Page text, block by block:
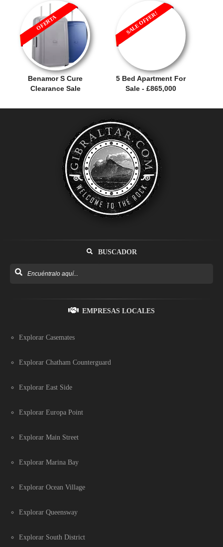
Benamor S Cure
Clearance Sale
OFERTA
5 Bed Apartment For
Sale - £865,000
SALE OFFER!
BUSCADOR
EMPRESAS LOCALES
Explorar Casemates
Explorar Chatham Counterguard
Explorar East Side
Explorar Europa Point
Explorar Main Street
Explorar Marina Bay
Explorar Ocean Village
Explorar Queensway
Explorar South District